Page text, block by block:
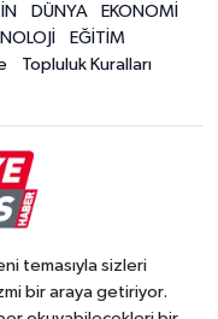
DÜNYA
EKONOMİ
EĞİTİM
Topluluk Kuralları
temasıyla sizleri
bir araya getiriyor.